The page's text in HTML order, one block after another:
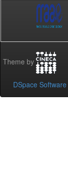
Theme by
DSpace Software